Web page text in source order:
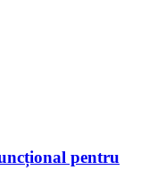
pentru